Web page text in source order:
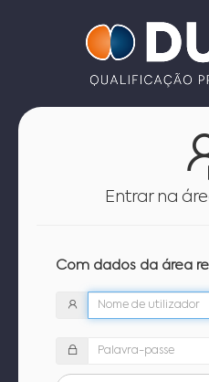
Entrar na
Com dados da área